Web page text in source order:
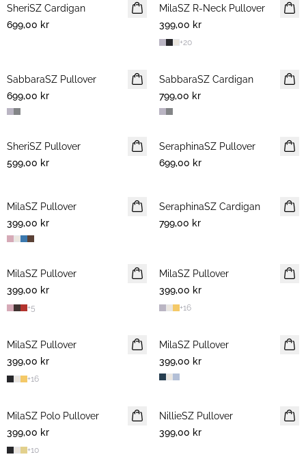
NYHET
SheriSZ Cardigan
699,00 kr
NYHET
2 FOR 700 NOK
MilaSZ R-Neck Pullover
399,00 kr
+20
NYHET
SabbaraSZ Pullover
699,00 kr
NYHET
SabbaraSZ Cardigan
799,00 kr
NYHET
SheriSZ Pullover
599,00 kr
NYHET
SeraphinaSZ Pullover
699,00 kr
NYHET
2 FOR 700 NOK
MilaSZ Pullover
399,00 kr
NYHET
SeraphinaSZ Cardigan
799,00 kr
NYHET
2 FOR 700 NOK
MilaSZ Pullover
399,00 kr
+5
NYHET
2 FOR 700 NOK
MilaSZ Pullover
399,00 kr
+16
2 FOR 700 NOK
MilaSZ Pullover
399,00 kr
+16
2 FOR 700 NOK
MilaSZ Pullover
399,00 kr
2 FOR 700 NOK
MilaSZ Polo Pullover
399,00 kr
+10
NYHET
2 FOR 700 NOK
NillieSZ Pullover
399,00 kr